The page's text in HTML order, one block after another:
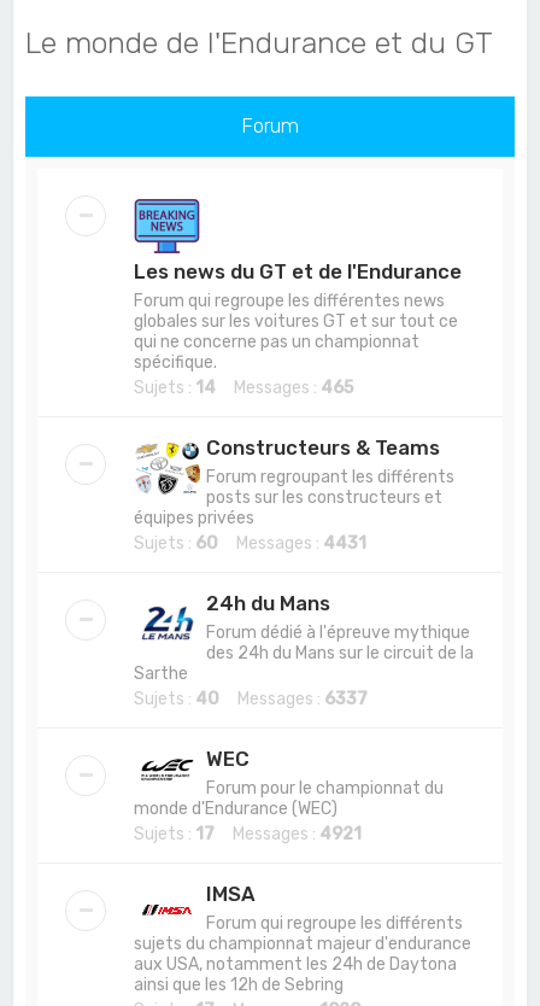
c
Le monde de l'Endurance et du GT
Forum
Les news du GT et de l'Endurance
Forum qui regroupe les différentes news
globales sur les voitures GT et sur tout ce
qui ne concerne pas un championnat
spécifique.
Sujets : 14 Messages : 465
Constructeurs & Teams
Forum regroupant les différents
posts sur les constructeurs et
équipes privées
Sujets : 60 Messages : 4431
24h du Mans
Forum dédié à l'épreuve mythique
des 24h du Mans sur le circuit de la
Sarthe
Sujets : 40 Messages : 6337
WEC
Forum pour le championnat du
monde d'Endurance (WEC)
Sujets : 17 Messages : 4921
IMSA
Forum qui regroupe les différents
sujets du championnat majeur d'endurance
aux USA, notamment les 24h de Daytona
ainsi que les 12h de Sebring